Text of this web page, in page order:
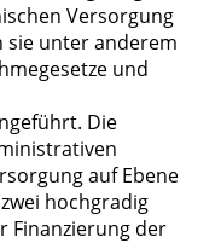
Versorgung
sie unter anderem
und
Die
auf Ebene
hochgradig
Finanzierung der